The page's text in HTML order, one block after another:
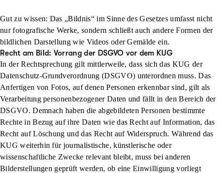
Gut zu wissen: Das „Bildnis“ im Sinne des Gesetzes umfasst nicht
nur fotografische Werke, sondern schließt auch andere Formen der
bildlichen Darstellung wie Videos oder Gemälde ein.
Recht am Bild: Vorrang der DSGVO vor dem KUG
In der Rechtsprechung gilt mittlerweile, dass sich das KUG der
Datenschutz-Grundverordnung (DSGVO) unterordnen muss. Das
Anfertigen von Fotos, auf denen Personen erkennbar sind, gilt als
Verarbeitung personenbezogener Daten und fällt in den Bereich der
DSGVO. Demnach haben die abgebildeten Personen bestimmte
Rechte in Bezug auf ihre Daten wie das Recht auf Information, das
Recht auf Löschung und das Recht auf Widerspruch. Während das
KUG weiterhin für journalistische, künstlerische oder
wissenschaftliche Zwecke relevant bleibt, muss bei anderen
Bilderstellungen geprüft werden, ob eine Einwilligung vorliegt